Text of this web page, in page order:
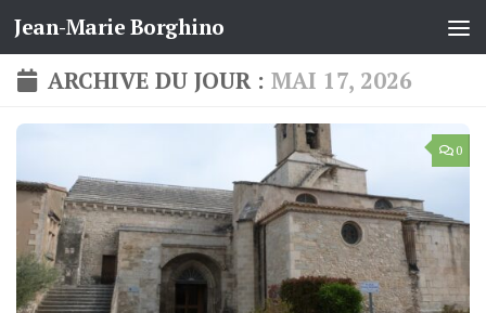
Skip to content
Jean-Marie Borghino
ARCHIVE DU JOUR : MAI 17, 2026
0